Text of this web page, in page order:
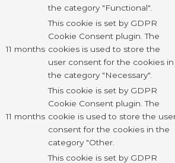
the category "Functional".
11 months
This cookie is set by GDPR
Cookie Consent plugin. The
cookies is used to store the
user consent for the cookies in
the category "Necessary".
11 months
This cookie is set by GDPR
Cookie Consent plugin. The
cookie is used to store the
consent for the cookies in the
category "Other.
This cookie is set by GDPR